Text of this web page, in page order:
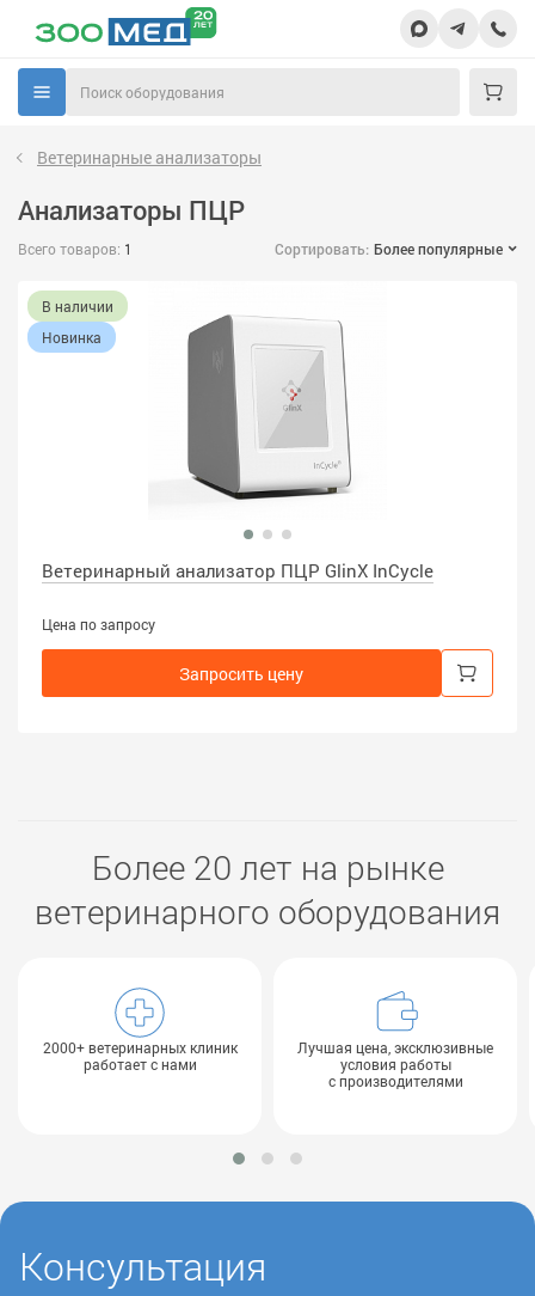
Ветеринарные анализаторы
Анализаторы ПЦР
Сортировать: Более популярные
Всего товаров: 1
В наличии
Новинка
Ветеринарный анализатор ПЦР GlinX InCycle
Цена по запросу
Запросить цену
Более 20 лет на рынке
ветеринарного оборудования
2000+ ветеринарных клиник
работает с нами
Лучшая цена, эксклюзивные
условия работы
с производителями
Консультация